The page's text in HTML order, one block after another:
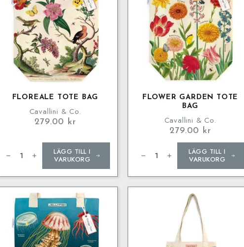
FLOREALE TOTE BAG
Cavallini & Co.
279.00 kr
Bag
LÄGG TILL I
VARUKORG
FLOWER GARDEN TOTE
BAG
Cavallini & Co.
279.00 kr
Garden
Tote
LÄGG TILL I
VARUKORG